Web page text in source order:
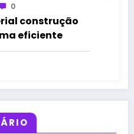
0
construção
eficiente